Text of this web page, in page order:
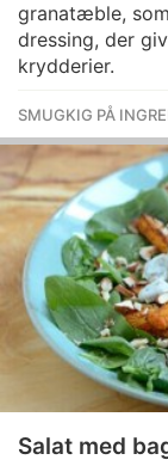
granatæble,
dressing, der
krydderier.
SMUGKIG PÅ
Salat med